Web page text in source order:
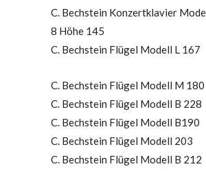
C. Bechstein Konzertklavier
8 Höhe 145
C. Bechstein Flügel Modell L 167
C. Bechstein Flügel Modell M 180
C. Bechstein Flügel Modell B 228
C. Bechstein Flügel Modell B190
C. Bechstein Flügel Modell 203
C. Bechstein Flügel Modell B 212